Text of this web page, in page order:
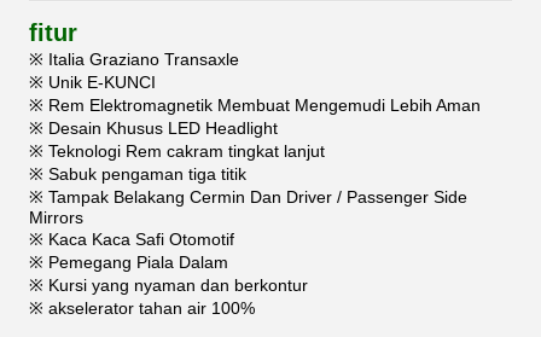
fitur
※ Italia Graziano Transaxle
※ Unik E-KUNCI
※ Rem Elektromagnetik Membuat Mengemudi Lebih Aman
※ Desain Khusus LED Headlight
※ Teknologi Rem cakram tingkat lanjut
※ Sabuk pengaman tiga titik
※ Tampak Belakang Cermin Dan Driver / Passenger Side
Mirrors
※ Kaca Kaca Safi Otomotif
※ Pemegang Piala Dalam
※ Kursi yang nyaman dan berkontur
※ akselerator tahan air 100%